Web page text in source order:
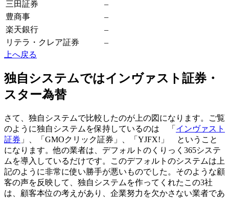
三田証券
–
豊商事
–
楽天銀行
–
リテラ・クレア証券
–
上へ戻る
独自システムではインヴァスト証券・
スター為替
さて、独自システムで比較したのが上の図になります。ご覧
のように独自システムを保持しているのは 「 インヴァスト
証券 」、「GMOクリック証券」、「YJFX!」 ということ
になります。他の業者は、デフォルトのくりっく365システ
ムを導入しているだけです。このデフォルトのシステムは上
記のように非常に使い勝手が悪いものでした。そのような顧
客の声を反映して、独自システムを作ってくれたこの3社
は、 顧客本位の考え があり、 企業努力を欠かさない業者であ